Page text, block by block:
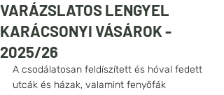
VARÁZSLATOS LENGYEL
KARÁCSONYI VÁSÁROK -
2025/26
A csodálatosan feldíszített és hóval fedett
utcák és házak, valamint fenyőfák